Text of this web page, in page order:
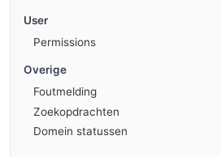
User
Permissions
Overige
Foutmelding
Zoekopdrachten
Domein statussen